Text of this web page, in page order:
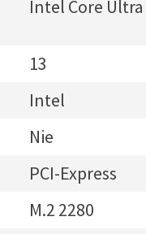
Intel Core Ultra
13
Intel
Nie
PCI-Express
M.2 2280